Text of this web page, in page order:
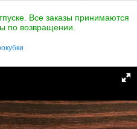
Все заказы принимаются
по возвращении.